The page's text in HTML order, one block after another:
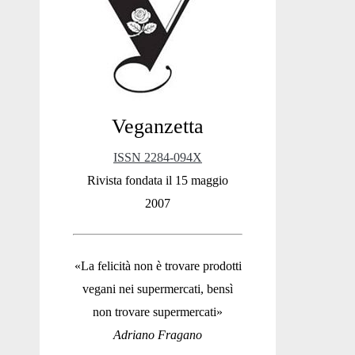
Sidebar
Veganzetta
ISSN 2284-094X
Rivista fondata il 15 maggio
2007
«La felicità non è trovare prodotti
vegani nei supermercati, bensì
non trovare supermercati»
Adriano Fragano